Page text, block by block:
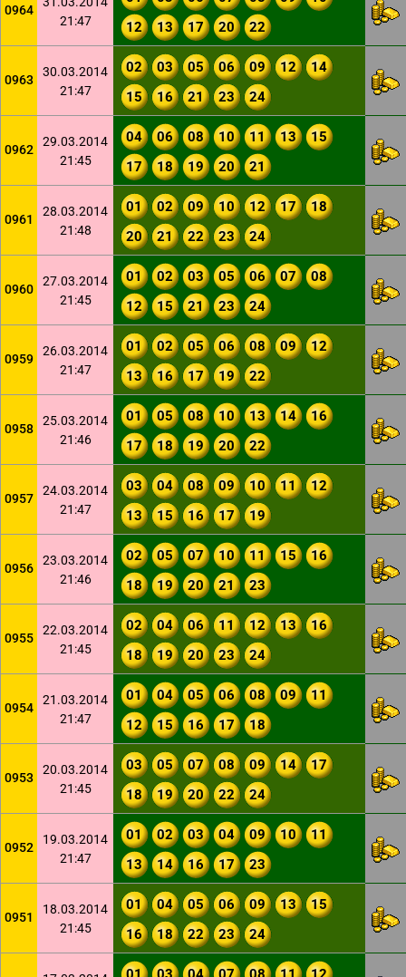
0964
21:47
12
13 17 20 22
0963
30.03.2014
21:47
02 03 05 06 09 12
14
15
16 21 23 24
0962
29.03.2014
21:45
04 06 08 10 11 13
15
17
18 19 20 21
0961
28.03.2014
21:48
01 02 09 10 12 17
18
20
21 22 23 24
0960
27.03.2014
21:45
01 02 03 05 06 07
08
12
15 21 23 24
0959
26.03.2014
21:47
01 02 05 06 08 09
12
13
16 17 19 22
0958
25.03.2014
21:46
01 05 08 10 13 14
16
17
18 19 20 22
0957
24.03.2014
21:47
03 04 08 09 10 11
12
13
15 16 17 19
0956
23.03.2014
21:46
02 05 07 10 11 15
16
18
19 20 21 23
0955
22.03.2014
21:45
02 04 06 11 12 13
16
18
19 20 23 24
0954
21.03.2014
21:47
01 04 05 06 08 09
11
12
15 16 17 18
0953
20.03.2014
21:45
03 05 07 08 09 14
17
18
19 20 22 24
0952
19.03.2014
21:47
01 02 03 04 09 10
11
13
14 16 17 23
0951
18.03.2014
21:45
01 04 05 06 09 13
15
16
18 22 23 24